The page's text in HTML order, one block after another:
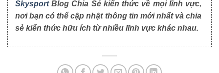
SkysportBlog Chia Sẻ kiến thức về mọi lĩnh vực,
nơi bạn có thể cập nhật thông tin mới nhất và chia
sẻ kiến thức hữu ích từ nhiều lĩnh vực khác nhau.